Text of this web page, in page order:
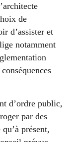
de
d’assister et
notamment
d’ordre public,
par des
présent,